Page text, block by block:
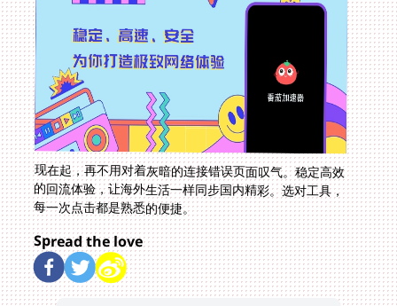
现在起，再不用对着灰暗的连接错误页面叹气。稳定高效
的回流体验，让海外生活一样同步国内精彩。选对工具，
每一次点击都是熟悉的便捷。
Spread the love